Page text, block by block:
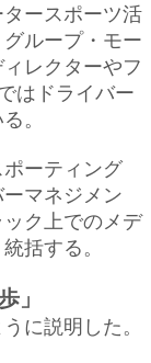
ースポーツ活
ループ・モー
レクターやフ
はドライバー
。
ーティング
マネジメン
ク上でのメデ
括する。
」
に説明した。